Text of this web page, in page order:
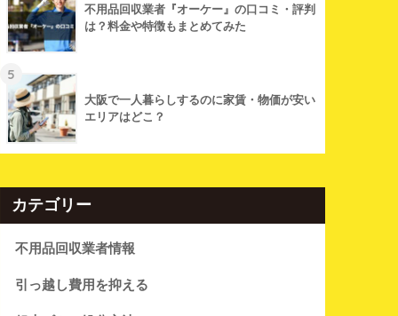
不用品回収業者『オーケー』の口コミ・評判
は？料金や特徴もまとめてみた
5
大阪で一人暮らしするのに家賃・物価が安い
エリアはどこ？
カテゴリー
不用品回収業者情報
引っ越し費用を抑える